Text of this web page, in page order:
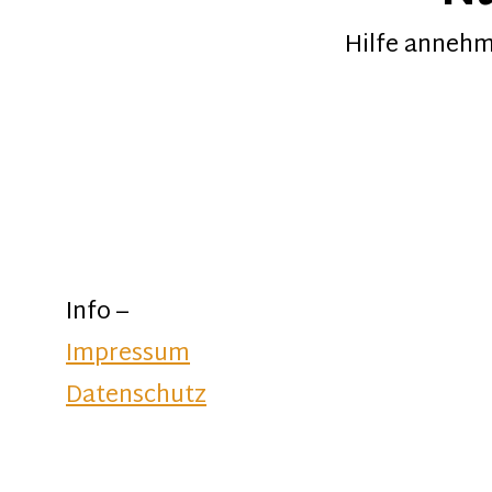
Hilfe
Info –
Impressum
Datenschutz